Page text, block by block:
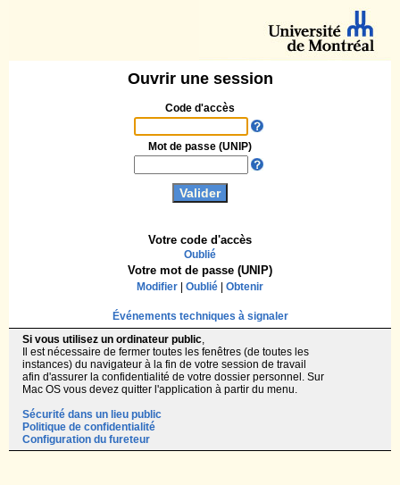
Ouvrir une session
Code d'accès
Votre code d'accès
Oublié
Mot de passe (UNIP)
Votre mot de passe (UNIP)
Modifier Oublié Obtenir
Événements techniques à signaler
Si vous utilisez un ordinateur public,
Il est nécessaire de fermer toutes les fenêtres (de toutes les
instances) du navigateur à la fin de votre session de travail
afin d'assurer la confidentialité de votre dossier personnel. Sur
Mac OS vous devez quitter l'application à partir du menu.
Sécurité dans un lieu public
Politique de confidentialité
Configuration du fureteur